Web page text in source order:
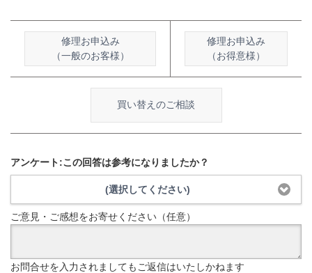
修理お申込み
（一般のお客様）
修理お申込み
（お得意様）
買い替えのご相談
アンケート:この回答は参考になりましたか？
(選択してください)
ご意見・ご感想をお寄せください（任意）
お問合せを入力されましてもご返信はいたしかねます